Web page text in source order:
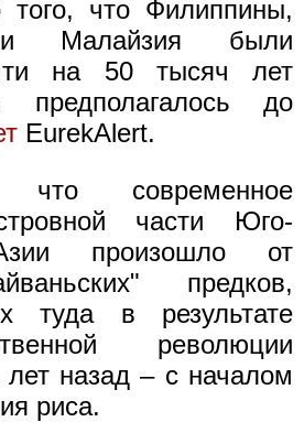
того, что Филиппины,
и Малайзия были
на 50 тысяч лет
до
EurekAlert.
что современное
части Юго-
произошло от
предков,
туда в результате
революции
назад – с началом
риса.